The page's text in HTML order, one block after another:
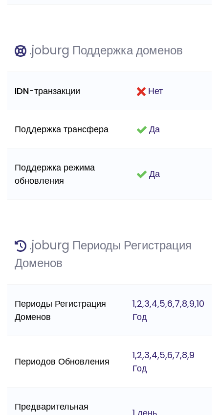
.joburg Поддержка доменов
IDN-транзакции Нет
Поддержка трансфера Да
Поддержка режима
обновления
Да
.joburg Периоды Регистрация
Доменов
Периоды Регистрация
Доменов
1,2,3,4,5,6,7,8,9,10
Год
Периодов Обновления
1,2,3,4,5,6,7,8,9
Год
Предварительная